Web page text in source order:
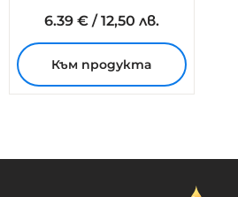
6.39 €/12,50 лв.
Към продукта